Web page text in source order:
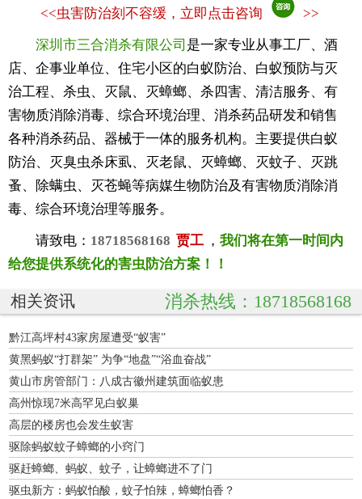
<<虫害防治刻不容缓，立即点击咨询 >>
深圳市三合消杀有限公司 是一家专业从事工厂、酒
店、企事业单位、住宅小区的白蚁防治、白蚁预防与灭
治工程、杀虫、灭鼠、灭蟑螂、杀四害、清洁服务、有
害物质消除消毒、综合环境治理、消杀药品研发和销售
各种消杀药品、器械于一体的服务机构。主要提供白蚁
防治、灭臭虫杀床虱、灭老鼠、灭蟑螂、灭蚊子、灭跳
蚤、除螨虫、灭苍蝇等病媒生物防治及有害物质消除消
毒、综合环境治理等服务。
请致电： 18718568168 贾工 ， 我们将在第一时间内
给您提供系统化的害虫防治方案！！
相关资讯 消杀热线：18718568168
黔江高坪村43家房屋遭受“蚁害”
黄黑蚂蚁“打群架” 为争“地盘”“浴血奋战”
黄山市房管部门：八成古徽州建筑面临蚁患
高州惊现7米高罕见白蚁巢
高层的楼房也会发生蚁害
驱除蚂蚁蚊子蟑螂的小窍门
驱赶蟑螂、蚂蚁、蚊子，让蟑螂进不了门
驱虫新方：蚂蚁怕酸，蚊子怕辣，蟑螂怕香？